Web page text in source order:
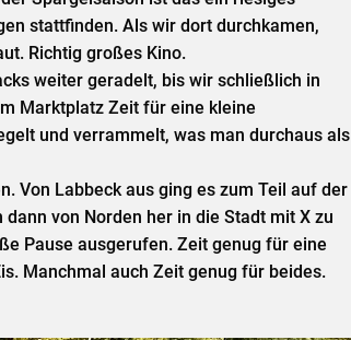
stattfinden. Als wir dort durchkamen,
Richtig großes Kino.
weiter geradelt, bis wir schließlich in
Marktplatz Zeit für eine kleine
und verrammelt, was man durchaus als
Von Labbeck aus ging es zum Teil auf der
von Norden her in die Stadt mit X zu
Pause ausgerufen. Zeit genug für eine
Manchmal auch Zeit genug für beides.